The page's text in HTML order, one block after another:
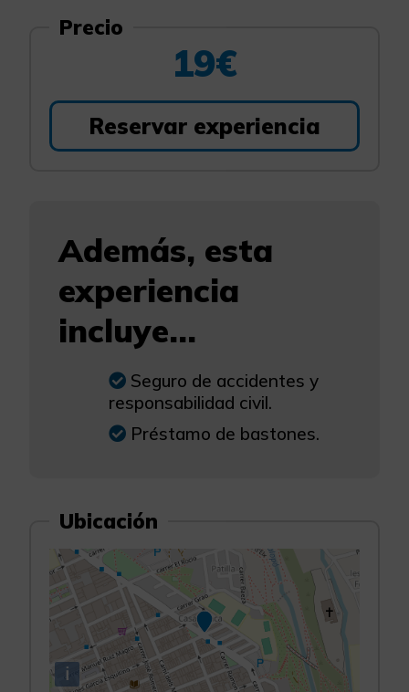
Precio
19€
Reservar experiencia
Además, esta
experiencia
incluye...
Seguro de accidentes y
responsabilidad civil.
Préstamo de bastones.
Ubicación
i